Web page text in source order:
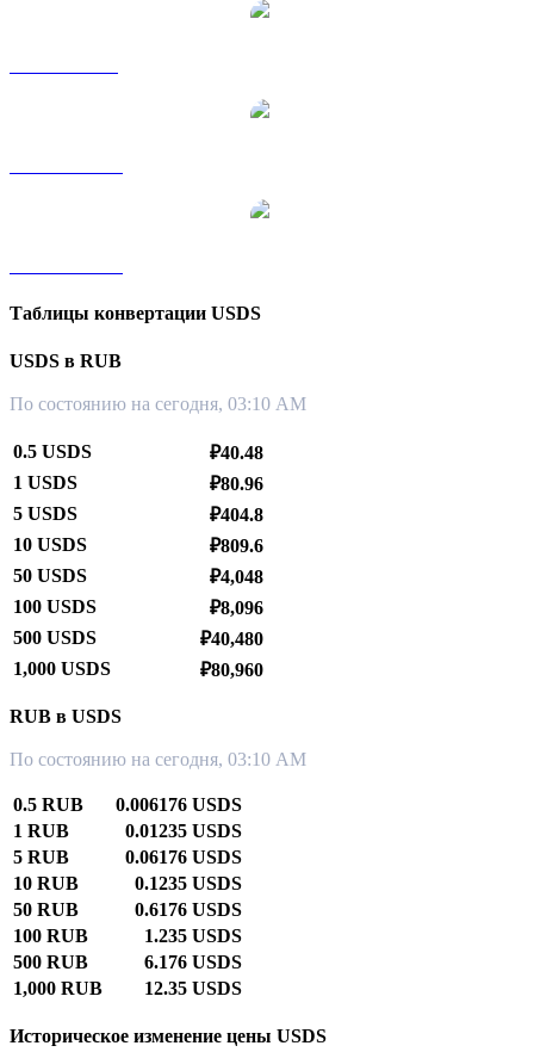
Таблицы конвертации USDS
USDS в RUB
По состоянию на сегодня, 03:10 AM
0.5 USDS
₽40.48
1 USDS
₽80.96
5 USDS
₽404.8
10 USDS
₽809.6
50 USDS
₽4,048
100 USDS
₽8,096
500 USDS
₽40,480
1,000 USDS
₽80,960
RUB в USDS
По состоянию на сегодня, 03:10 AM
0.5 RUB
0.006176 USDS
1 RUB
0.01235 USDS
5 RUB
0.06176 USDS
10 RUB
0.1235 USDS
50 RUB
0.6176 USDS
100 RUB
1.235 USDS
500 RUB
6.176 USDS
1,000 RUB
12.35 USDS
Историческое изменение цены USDS